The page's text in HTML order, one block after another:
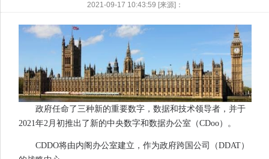
2021-09-17 10:43:59 [来源]：
政府任命了三种新的重要数字，数据和技术领导者，并于
2021年2月初推出了新的中央数字和数据办公室（CDoo）。
CDDO将由内阁办公室建立，作为政府跨国公司（DDAT）